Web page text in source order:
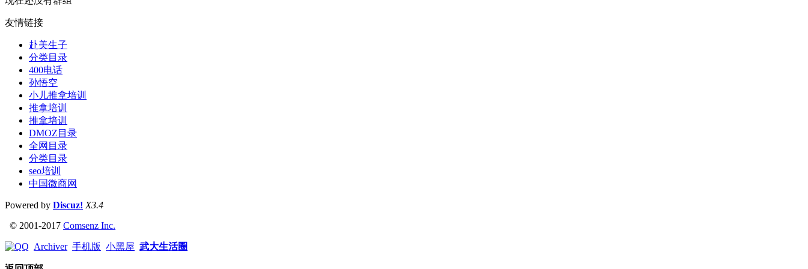
友情链接
赴美生子
分类目录
400电话
孙悟空
小儿推拿培训
推拿培训
推拿培训
DMOZ目录
全网目录
分类目录
seo培训
中国微商网
Powered by Discuz! X3.4
© 2001-2017 Comsenz Inc.
Archiver 手机版 小黑屋 武大生活圈